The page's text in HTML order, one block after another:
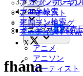
アニソンランキ
アーティスト
年間ランキング
アニメ検索
アニソン検索
アーティスト検索
CD
アニソンCD発売
ブックマーク
アニメ
アニソン
アーティスト
ポップ/ボーカ
fhána
Facebook
X
fhána